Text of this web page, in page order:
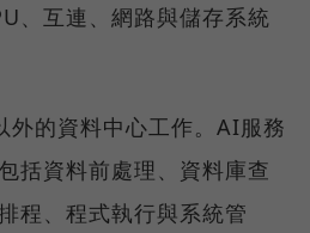
、互連、網路與儲存系統
外的資料中心工作。AI服務
括資料前處理、資料庫查
程、程式執行與系統管